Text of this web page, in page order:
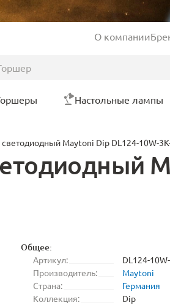
О компании
Настольные лампы
Maytoni Dip DL124-10W-
Общее:
Артикул:
DL124-
Производитель:
Maytoni
Страна:
Германия
Коллекция:
Dip